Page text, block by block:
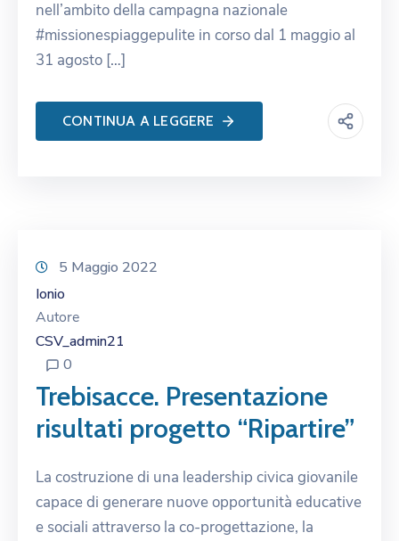
nell’ambito della campagna nazionale
#missionespiaggepulite in corso dal 1 maggio al
31 agosto […]
CONTINUA A LEGGERE
5 Maggio 2022
Ionio
Autore
CSV_admin21
0
Trebisacce. Presentazione
risultati progetto “Ripartire”
La costruzione di una leadership civica giovanile
capace di generare nuove opportunità educative
e sociali attraverso la co-progettazione, la